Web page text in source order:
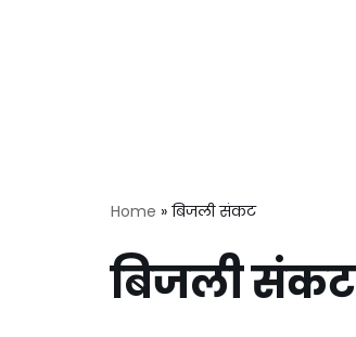
Home » बिजली संकट
बिजली संकट